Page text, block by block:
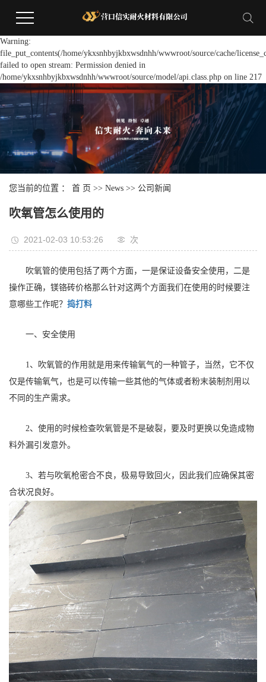
Warning:
file_put_contents(/home/ykxsnhbyjkbxwsdnhh/wwwroot/source/cache/
failed to open stream: Permission denied in
/home/ykxsnhbyjkbxwsdnhh/wwwroot/source/model/api.class.php on line 217
您当前的位置 ： 首 页 >> News >> 公司新闻
吹氧管怎么使用的
2021-02-03 10:53:26 次
吹氧管的使用包括了两个方面，一是保证设备安全使用，二是
操作正确，镁铬砖价格那么针对这两个方面我们在使用的时候要注
意哪些工作呢？ 捣打料
一、安全使用
1、吹氧管的作用就是用来传输氧气的一种管子，当然，它不仅
仅是传输氧气，也是可以传输一些其他的气体或者粉末装制剂用以
不同的生产需求。
2、使用的时候检查吹氧管是不是破裂，要及时更换以免造成物
料外漏引发意外。
3、若与吹氧枪密合不良，极易导致回火，因此我们应确保其密
合状况良好。